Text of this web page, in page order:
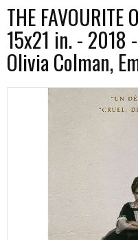
THE
15x21 in. - 2018
Olivia Colman,